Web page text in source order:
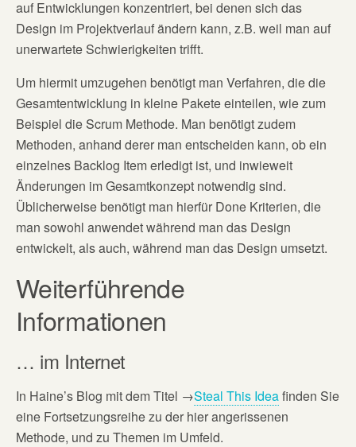
auf Entwicklungen konzentriert, bei denen sich das
Design im Projektverlauf ändern kann, z.B. weil man auf
unerwartete Schwierigkeiten trifft.
Um hiermit umzugehen benötigt man Verfahren, die die
Gesamtentwicklung in kleine Pakete einteilen, wie zum
Beispiel die Scrum Methode. Man benötigt zudem
Methoden, anhand derer man entscheiden kann, ob ein
einzelnes Backlog Item erledigt ist, und inwieweit
Änderungen im Gesamtkonzept notwendig sind.
Üblicherweise benötigt man hierfür Done Kriterien, die
man sowohl anwendet während man das Design
entwickelt, als auch, während man das Design umsetzt.
Weiterführende
Informationen
… im Internet
In Haine’s Blog mit dem Titel →Steal This Ideafinden Sie
eine Fortsetzungsreihe zu der hier angerissenen
Methode, und zu Themen im Umfeld.